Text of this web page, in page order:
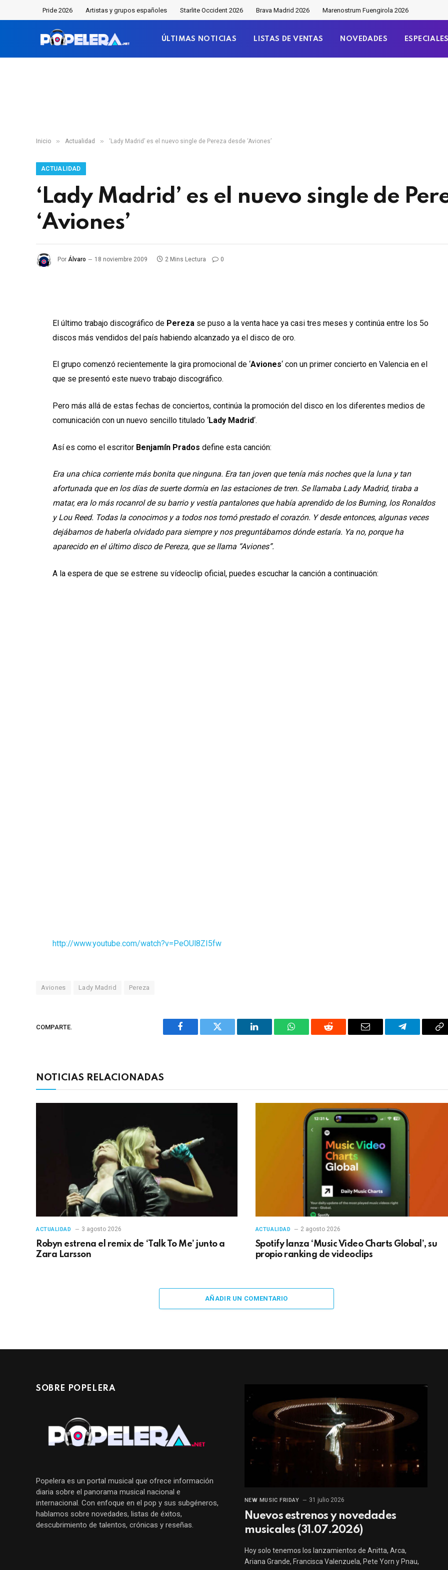
Pride 2026 Artistas y grupos españoles Starlite Occident 2026 Brava Madrid 2026 Marenostrum Fuengirola 2026
ÚLTIMAS NOTICIAS LISTAS DE VENTAS NOVEDADES ESPECIALES
Inicio » Actualidad » ‘Lady Madrid’ es el nuevo single de Pereza desde ‘Aviones’
ACTUALIDAD
‘Lady Madrid’ es el nuevo single de
‘Aviones’
Por Álvaro 18 noviembre 2009 2 Mins Lectura 0
El último trabajo discográfico de Pereza se puso a la venta hace ya casi tres meses y continúa entre los 5o
discos más vendidos del país habiendo alcanzado ya el disco de oro.
El grupo comenzó recientemente la gira promocional de ‘Aviones‘ con un primer concierto en Valencia en el
que se presentó este nuevo trabajo discográfico.
Pero más allá de estas fechas de conciertos, continúa la promoción del disco en los diferentes medios de
comunicación con un nuevo sencillo titulado ‘Lady Madrid‘.
Así es como el escritor Benjamín Prados define esta canción:
Era una chica corriente más bonita que ninguna. Era tan joven que tenía más noches que la luna y tan
afortunada que en los días de suerte dormía en las estaciones de tren. Se llamaba Lady Madrid, tiraba a
matar, era lo más rocanrol de su barrio y vestía pantalones que había aprendido de los Burning, los Ronaldos
y Lou Reed. Todas la conocimos y a todos nos tomó prestado el corazón. Y desde entonces, algunas veces
dejábamos de haberla olvidado para siempre y nos preguntábamos dónde estaría. Ya no, porque ha
aparecido en el último disco de Pereza, que se llama “Aviones”.
A la espera de que se estrene su vídeoclip oficial, puedes escuchar la canción a continuación:
http://www.youtube.com/watch?v=PeOUl8ZI5fw
Aviones Lady Madrid Pereza
COMPARTE.
Facebook Twitter LinkedIn WhatsAppReddit
Correo
Telegrama
NOTICIAS RELACIONADAS
ACTUALIDAD 3 agosto 2026
Robyn estrena el remix de ‘Talk To Me’ junto a
Zara Larsson
ACTUALIDAD 2 agosto 2026
Spotify lanza ‘Music Video Charts Global’, su
propio ranking de videoclips
AÑADIR UN COMENTARIO
SOBRE POPELERA
Popelera es un portal musical que ofrece información
diaria sobre el panorama musical nacional e
internacional. Con enfoque en el pop y sus subgéneros,
hablamos sobre novedades, listas de éxitos,
descubrimiento de talentos, crónicas y reseñas.
NEW MUSIC FRIDAY 31 julio 2026
Nuevos estrenos y novedades
musicales (31.07.2026)
Hoy solo tenemos los lanzamientos de Anitta, Arca,
Ariana Grande, Francisca Valenzuela, Pete Yorn y Pnau,